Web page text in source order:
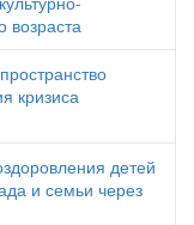
возраста
кризиса
детей
и семьи через